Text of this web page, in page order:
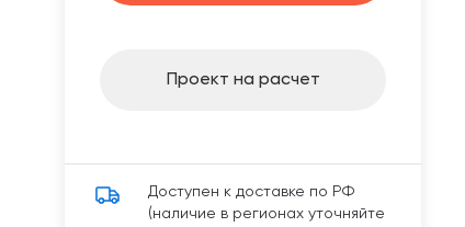
Проект на расчет
Доступен к доставке по РФ
(наличие в регионах уточняйте